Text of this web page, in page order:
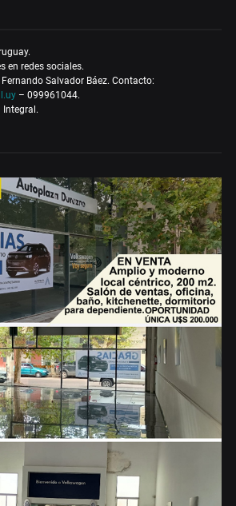
en redes sociales.
Salvador Báez. Contacto:
– 099961044.
Integral.